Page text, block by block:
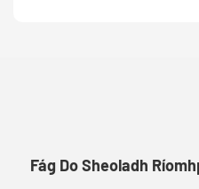
Fág Do Sheoladh